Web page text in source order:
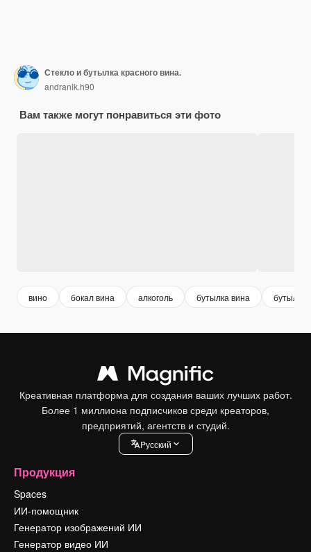
Стекло и бутылка красного вина.
andranik.h90
Вам также могут понравиться эти фото
вино бокал вина алкоголь бутылка вина бутылка
Креативная платформа для создания ваших лучших работ.
Более 1 миллиона подписчиков среди креаторов,
предприятий, агентств и студий.
Pусский
Продукция
Spaces
ИИ-помощник
Генератор изображений ИИ
Генератор видео ИИ